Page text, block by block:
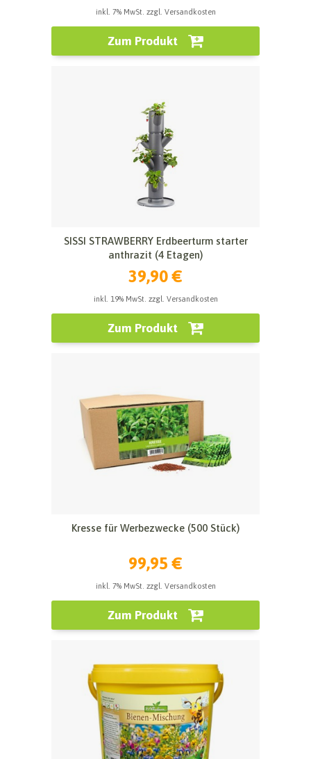
inkl. 7% MwSt. zzgl. Versandkosten
Zum Produkt
SISSI STRAWBERRY Erdbeerturm starter
anthrazit (4 Etagen)
39,90 €
inkl. 19% MwSt. zzgl. Versandkosten
Zum Produkt
Kresse für Werbezwecke (500 Stück)
99,95 €
inkl. 7% MwSt. zzgl. Versandkosten
Zum Produkt